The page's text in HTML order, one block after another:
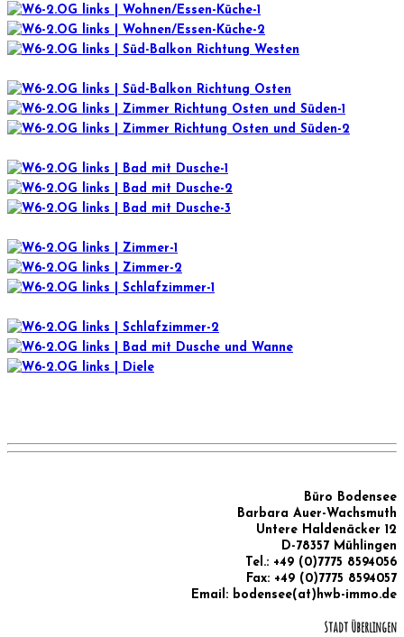
Büro Bodensee
Barbara Auer-Wachsmuth
Untere Haldenäcker 12
D-78357 Mühlingen
Tel.: +49 (0)7775 8594056
Fax: +49 (0)7775 8594057
Email: bodensee(at)hwb-immo.de
Stadt Überlingen